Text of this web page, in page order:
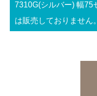
7310G(シルバー) 幅
は販売しておりません。